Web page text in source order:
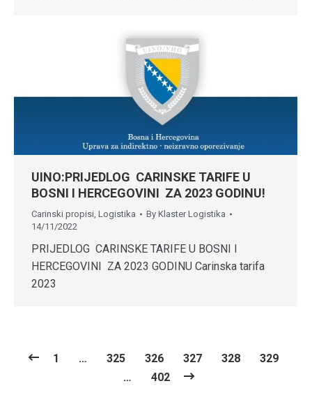
UINO:PRIJEDLOG CARINSKE TARIFE U
BOSNI I HERCEGOVINI ZA 2023 GODINU!
Carinski propisi, Logistika By Klaster Logistika
14/11/2022
PRIJEDLOG CARINSKE TARIFE U BOSNI I
HERCEGOVINI ZA 2023 GODINU Carinska tarifa
2023
1 … 325 326 327 328
329
…
402